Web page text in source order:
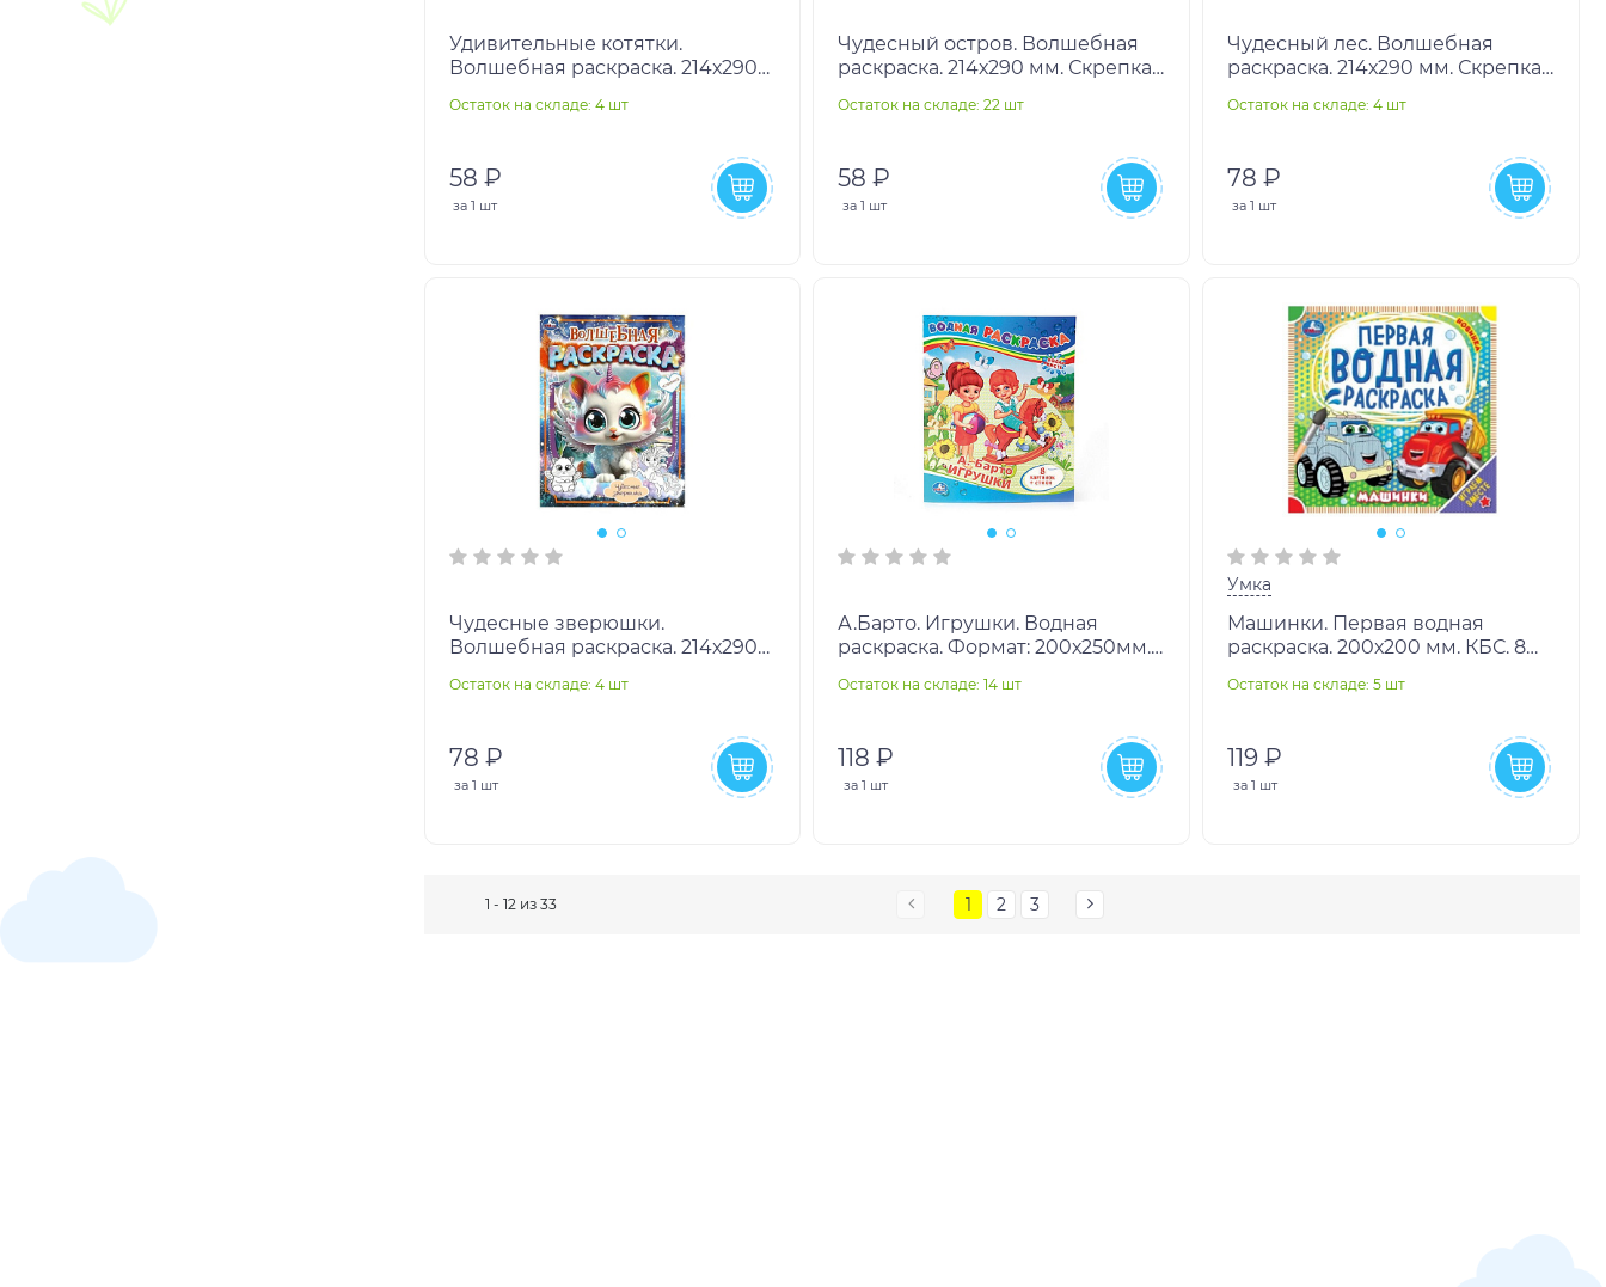
Удивительные котятки.
Волшебная раскраска. 214х290
кор.50шт
Остаток на складе: 4 шт
58 ₽
за 1 шт
Чудесный остров. Волшебная
раскраска. 214х290 мм. Скрепка.
Остаток на складе: 22 шт
58 ₽
за 1 шт
Чудесный лес. Волшебная
раскраска. 214х290 мм. Скрепка.
Остаток на складе: 4 шт
78 ₽
за1 шт
Чудесные зверюшки.
Волшебная раскраска. 214х290
кор.50шт
Остаток на складе: 4 шт
78 ₽
за 1 шт
А.Барто. Игрушки. Водная
раскраска. Формат: 200х250мм.
Остаток на складе: 14 шт
118 ₽
за1 шт
Умка
Машинки. Первая водная
раскраска. 200х200 мм. КБС. 8
Остаток на складе: 5 шт
119 ₽
за 1 шт
1 2 3
1 - 12 из 33